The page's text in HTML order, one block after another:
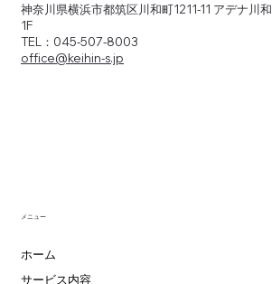
神奈川県横浜市都筑区川和町1211-11 アデナ川和
1F
TEL：045-507-8003
office@keihin-s.jp
メニュー
ホーム
サービス内容